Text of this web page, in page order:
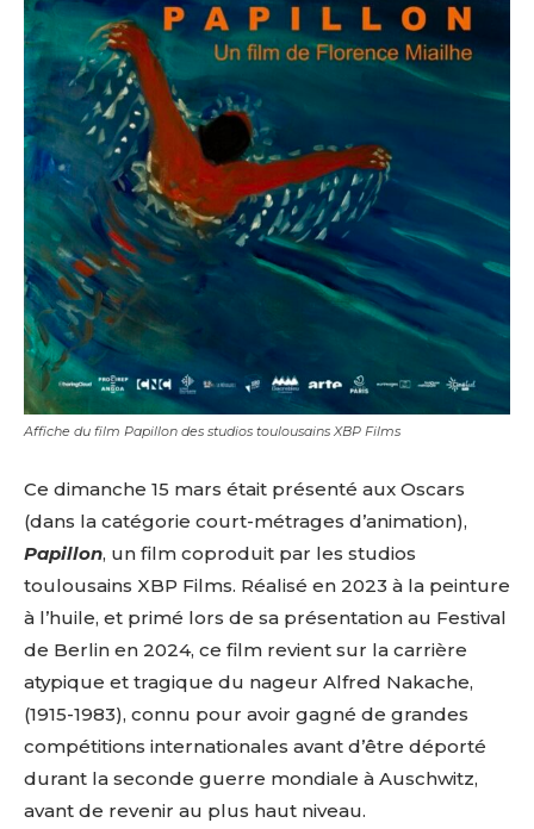
Affiche du film Papillon des studios toulousains XBP Films
Ce dimanche 15 mars était présenté aux Oscars
(dans la catégorie court-métrages d’animation),
Papillon, un film coproduit par les studios
toulousains XBP Films. Réalisé en 2023 à la peinture
à l’huile, et primé lors de sa présentation au Festival
de Berlin en 2024, ce film revient sur la carrière
atypique et tragique du nageur Alfred Nakache,
(1915-1983), connu pour avoir gagné de grandes
compétitions internationales avant d’être déporté
durant la seconde guerre mondiale à Auschwitz,
avant de revenir au plus haut niveau.